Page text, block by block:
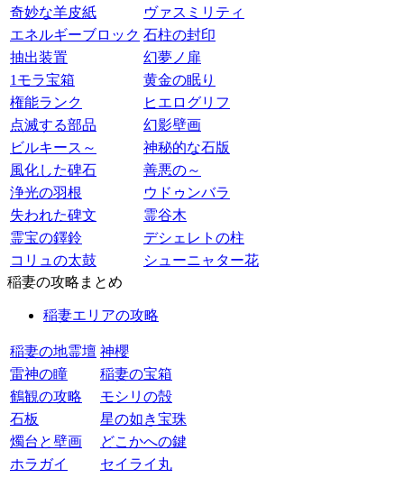
奇妙な羊皮紙
ヴァスミリティ
エネルギーブロック 石柱の封印
抽出装置
幻夢ノ扉
1モラ宝箱
黄金の眠り
権能ランク
ヒエログリフ
点滅する部品
幻影壁画
ビルキース～
神秘的な石版
風化した碑石
善悪の～
浄光の羽根
ウドゥンバラ
失われた碑文
霊谷木
霊宝の鐸鈴
デシェレトの柱
コリュの太鼓
シューニャター花
稲妻の攻略まとめ
稲妻エリアの攻略
稲妻の地霊壇 神櫻
雷神の瞳
稲妻の宝箱
鶴観の攻略
モシリの殻
石板
星の如き宝珠
燭台と壁画
どこかへの鍵
ホラガイ
セイライ丸